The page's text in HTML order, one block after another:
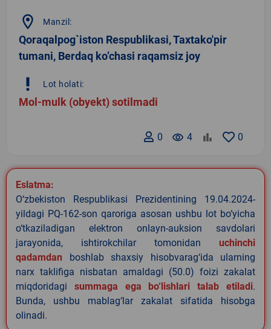
location_on Manzil:
Qoraqalpog`iston Respublikasi, Taxtako'pir
tumani, Berdaq ko’chasi raqamsiz joy
priority_high Lot holati:
Mol-mulk (obyekt) sotilmadi
0
remove_red_eye 4
0
Eslatma:
O‘zbekiston Respublikasi Prezidentining 19.04.2024-
yildagi PQ-162-son qaroriga asosan ushbu lot bo‘yicha
o‘tkaziladigan elektron onlayn-auksion savdolari
jarayonida, ishtirokchilar tomonidan uchinchi
qadamdan boshlab shaxsiy hisobvarag‘ida ularning
narx taklifiga nisbatan amaldagi (50.0) foizi zakalat
miqdoridagi summaga ega bo‘lishlari talab etiladi.
Bunda, ushbu mablag‘lar zakalat sifatida hisobga
olinadi.